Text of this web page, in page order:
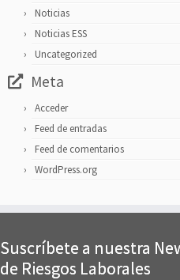
Noticias
Noticias ESS
Uncategorized
Meta
Acceder
Feed de entradas
Feed de comentarios
WordPress.org
Suscríbete a nuestra
de Riesgos Laborales